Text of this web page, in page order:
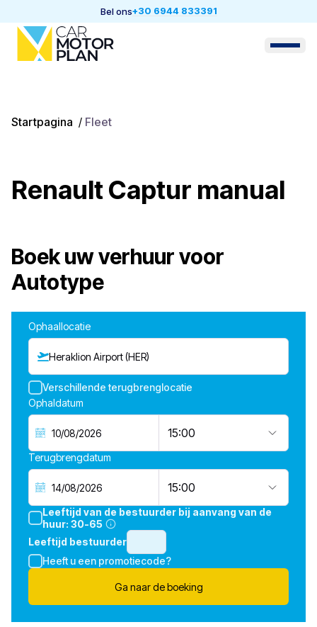
Bel ons+30 6944 833391
Startpagina / Fleet
Renault Captur manual
Boek uw verhuur voor
Autotype
Ophaallocatie
Heraklion Airport (HER)
Verschillende terugbrenglocatie
Ophaldatum
15:00
Terugbrengdatum
15:00
Leeftijd van de bestuurder bij aanvang van de
huur: 30-65
Leeftijd bestuurder
Heeft u een promotiecode?
Ga naar de boeking